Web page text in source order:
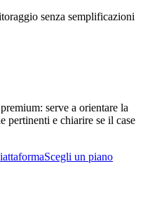
senza semplificazioni
serve a orientare la
pertinenti e chiarire se il case
Scegli un piano